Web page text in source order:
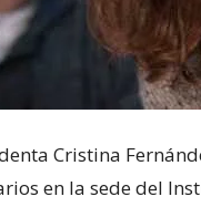
Cristina
en la sede del